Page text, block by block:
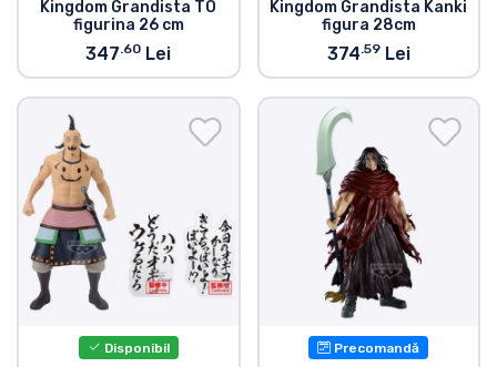
Kingdom Grandista TO
figurina 26 cm
347.60 Lei
Kingdom Grandista Kanki
figura 28cm
374.59Lei
Disponibil Precomandă
Sortare după jocuri
Sortare după sport
Sortare după muzică
Tipuri de produse
Mărci